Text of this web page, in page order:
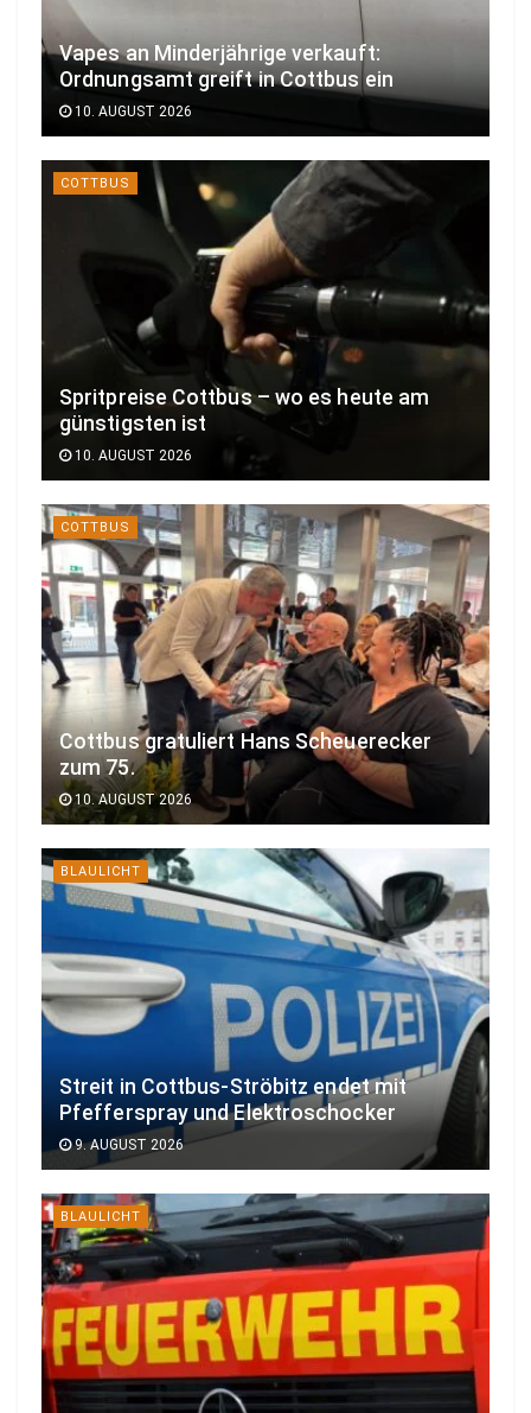
Vapes an Minderjährige verkauft:
Ordnungsamt greift in Cottbus ein
10. AUGUST 2026
COTTBUS
Spritpreise Cottbus – wo es heute am
günstigsten ist
10. AUGUST 2026
COTTBUS
Cottbus gratuliert Hans Scheuerecker
zum 75.
10. AUGUST 2026
BLAULICHT
Streit in Cottbus-Ströbitz endet mit
Pfefferspray und Elektroschocker
9. AUGUST 2026
BLAULICHT